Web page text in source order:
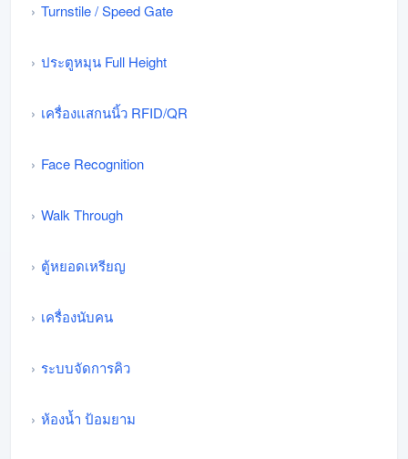
Turnstile / Speed Gate
ประตูหมุน Full Height
เครื่องแสกนนิ้ว RFID/QR
Face Recognition
Walk Through
ตู้หยอดเหรียญ
เครื่องนับคน
ระบบจัดการคิว
ห้องน้ำ ป้อมยาม